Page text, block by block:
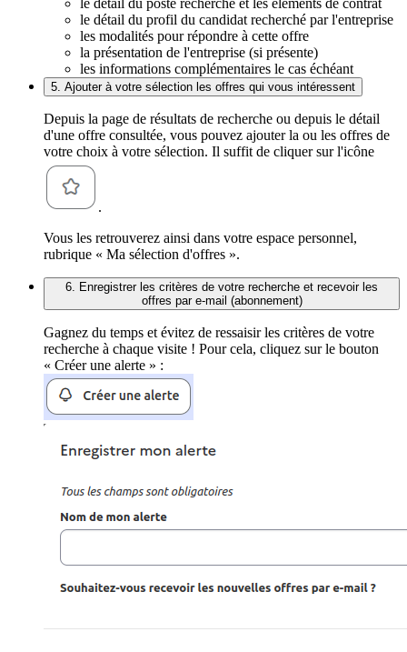
le détail du profil du candidat recherché par l'entreprise
les modalités pour répondre à cette offre
la présentation de l'entreprise (si présente)
les informations complémentaires le cas échéant
5. Ajouter à votre sélection les offres qui vous intéressent
Depuis la page de résultats de recherche ou depuis le détail
d'une offre consultée, vous pouvez ajouter la ou les offres de
votre choix à votre sélection. Il suffit de cliquer sur l'icône
.
Vous les retrouverez ainsi dans votre espace personnel,
rubrique « Ma sélection d'offres ».
6. Enregistrer les critères de votre recherche et recevoir les
offres par e-mail (abonnement)
Gagnez du temps et évitez de ressaisir les critères de votre
recherche à chaque visite ! Pour cela, cliquez sur le bouton
« Créer une alerte » :